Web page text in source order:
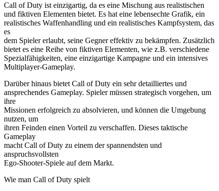
Call of Duty ist einzigartig, da es eine Mischung aus realistischen
und fiktiven Elementen bietet. Es hat eine lebensechte Grafik, ein
realistisches Waffenhandling und ein realistisches Kampfsystem, das
es
dem Spieler erlaubt, seine Gegner effektiv zu bekämpfen. Zusätzlich
bietet es eine Reihe von fiktiven Elementen, wie z.B. verschiedene
Spezialfähigkeiten, eine einzigartige Kampagne und ein intensives
Multiplayer-Gameplay.
Darüber hinaus bietet Call of Duty ein sehr detailliertes und
ansprechendes Gameplay. Spieler müssen strategisch vorgehen, um
ihre
Missionen erfolgreich zu absolvieren, und können die Umgebung
nutzen, um
ihren Feinden einen Vorteil zu verschaffen. Dieses taktische
Gameplay
macht Call of Duty zu einem der spannendsten und
anspruchsvollsten
Ego-Shooter-Spiele auf dem Markt.
Wie man Call of Duty spielt